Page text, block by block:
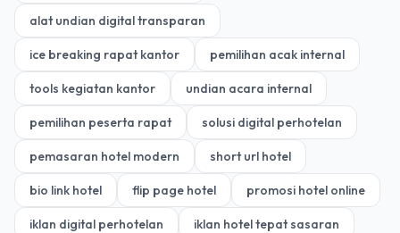
alat undian digital transparan
ice breaking rapat kantor pemilihan acak internal
tools kegiatan kantor undian acara internal
pemilihan peserta rapat solusi digital perhotelan
pemasaran hotel modern short url hotel
bio link hotel flip page hotel promosi hotel online
iklan digital perhotelan iklan hotel tepat sasaran